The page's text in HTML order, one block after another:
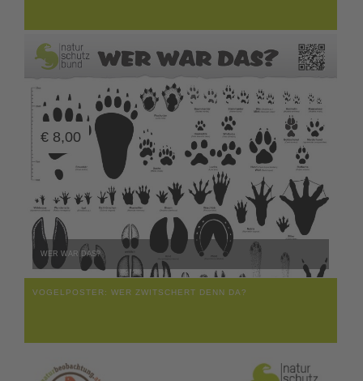
WER WAR DAS?
€ 8,00
VOGELPOSTER: WER ZWITSCHERT DENN DA?